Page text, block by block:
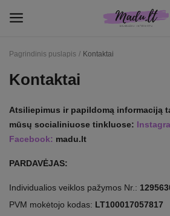
Moterims
Patinka
INFORMACIJA KLIENTAMS
Prisijungti
Pagrindinis puslapis Kontaktai
Kontaktai
Atsiliepimus ir papildomą informaciją
mūsų socialiniuose tinkluose:
Facebook: madu.lt
PARDAVĖJAS:
Individualios veiklos pažymos Nr.:
PVM mokėtojo kodas: LT100017057817